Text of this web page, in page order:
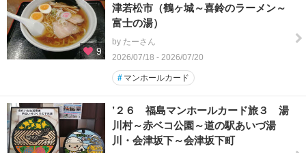
9
津若松市（鶴ヶ城～喜鈴のラーメン～
富士の湯）
by たーさん
2026/07/18 - 2026/07/20
# マンホールカード
’２６ 福島マンホールカード旅３ 湯
川村～赤ベコ公園～道の駅あいづ湯
川・会津坂下～会津坂下町